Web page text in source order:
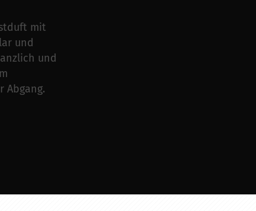
mit
und
und
Abgang.